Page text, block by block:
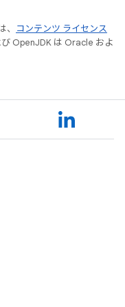
コンテンツ ライセンス
OpenJDK は Oracle およ